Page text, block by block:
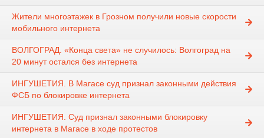
Жители многоэтажек в Грозном получили новые скорости
мобильного интернета
ВОЛГОГРАД. «Конца света» не случилось: Волгоград на
20 минут остался без интернета
ИНГУШЕТИЯ. В Магасе суд признал законными действия
ФСБ по блокировке интернета
ИНГУШЕТИЯ. Суд признал законными блокировку
интернета в Магасе в ходе протестов